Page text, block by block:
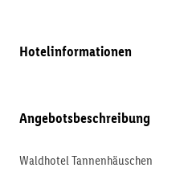
Hotelinformationen
Angebotsbeschreibung
Waldhotel Tannenhäuschen